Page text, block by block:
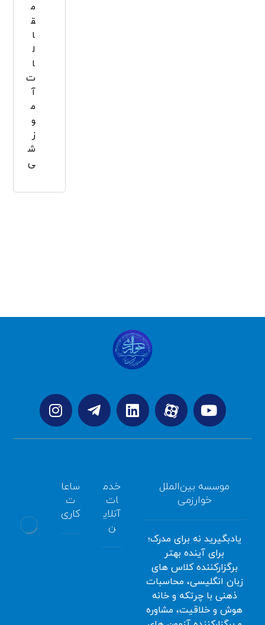
م
ق
ا
ل
ا
ت
آ
م
و
ز
ش
ی
موسسه بین‌الملل
خوارزمی
یادبگیرید نه برای مدرک؛
برای آینده بهتر
برگزارکننده کلاس های
زبان انگلیسی، محاسبات
ذهنی با چرتکه و خانه
هوش و خلاقیت، مشاوره
خدم
ات
آنلای
ن
ساعا
ت
کاری